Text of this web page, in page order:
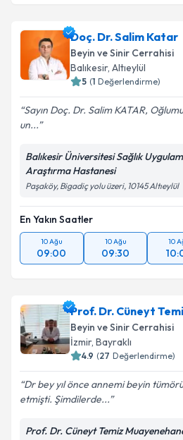
Doç. Dr. Salim Katar
Beyin ve Sinir Cerrahisi
Balıkesir, Altıeylül
5 (1 Değerlendirme)
Sayın Doç. Dr. Salim KATAR,
un...
Balıkesir Üniversitesi Sağlık
Araştırma Hastanesi
Paşaköy, Bigadiç yolu üzeri, 10145 Altıeylül
En Yakın Saatler
10 Ağu
09:00
10 Ağu
09:30
10
Prof. Dr. Cüneyt
Beyin ve Sinir Cerrahisi
İzmir, Bayraklı
4.9 (27 Değerlendirme)
Dr bey yıl önce annemi beyin
etmişti. Şimdilerde...
Prof. Dr. Cüneyt Temiz